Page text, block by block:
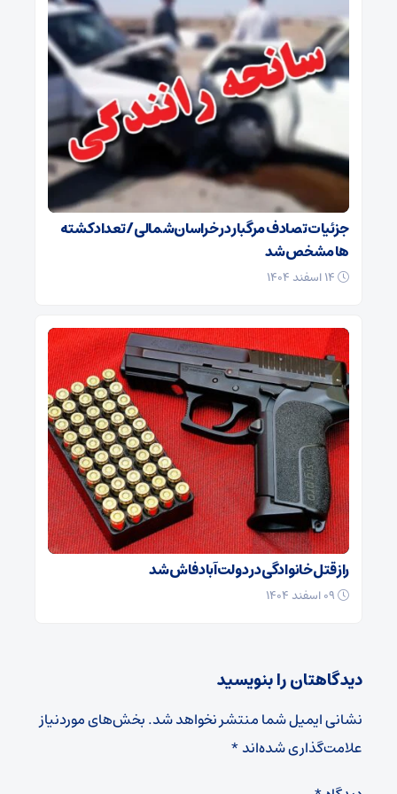
جزئیات تصادف مرگبار در خراسان‌شمالی/ تعداد کشته
ها مشخص شد
راز قتل خانوادگی در دولت‌آباد فاش شد
دیدگاهتان را بنویسید
نشانی ایمیل شما منتشر نخواهد شد.بخش‌های موردنیاز
علامت‌گذاری شده‌اند*